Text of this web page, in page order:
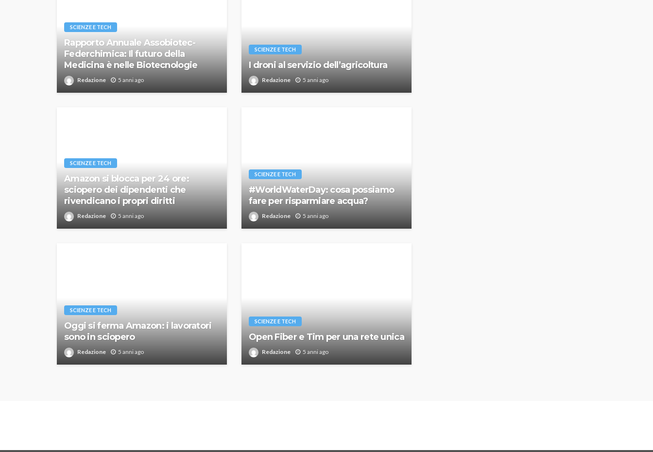
SCIENZE E TECH
Rapporto Annuale Assobiotec-
Federchimica: Il futuro della
Medicina è nelle Biotecnologie
Redazione 5 anni ago
SCIENZE E TECH
I droni al servizio dell’agricoltura
Redazione 5 anni ago
SCIENZE E TECH
Amazon si blocca per 24 ore:
sciopero dei dipendenti che
rivendicano i propri diritti
Redazione 5 anni ago
SCIENZE E TECH
#WorldWaterDay: cosa possiamo
fare per risparmiare acqua?
Redazione 5 anni ago
SCIENZE E TECH
Oggi si ferma Amazon: i lavoratori
sono in sciopero
Redazione 5 anni ago
SCIENZE E TECH
Open Fiber e Tim per una rete unica
Redazione 5 anni ago